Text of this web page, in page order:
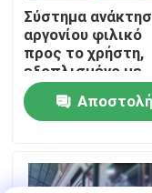
Ειδήσεις
Ζητήστε μια
Παραγωγοί
Γεννήτρια
Σύστημα
αργονίου φιλικό
προς το χρήστη,
εξοπλισμένο με
τηλεοπτική οθόνη
Αποστολή